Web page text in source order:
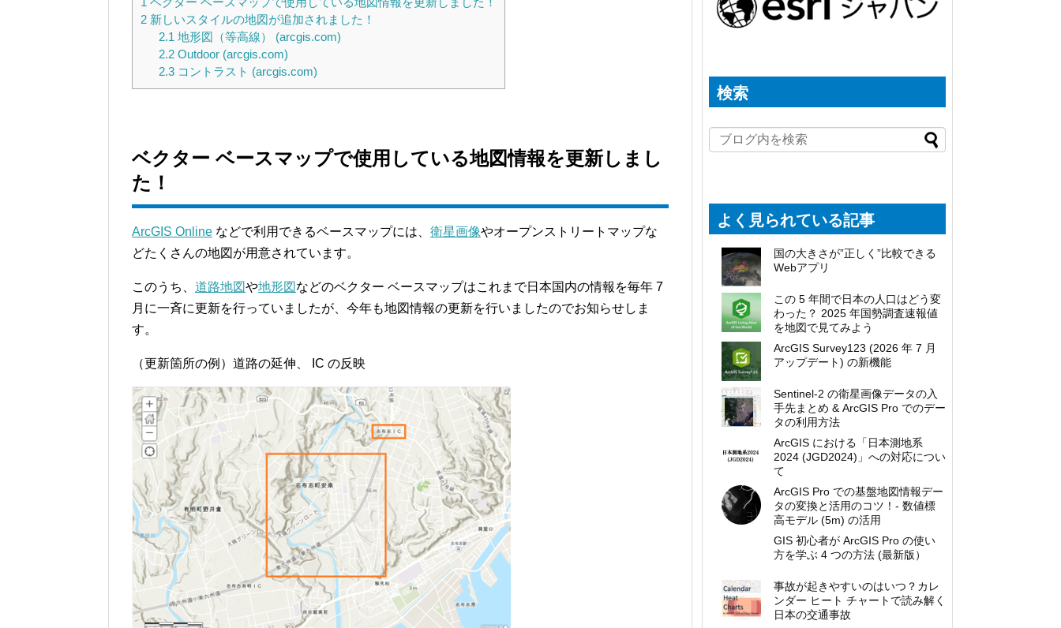
2 新しいスタイルの地図が追加されました！
2.1 地形図（等高線） (arcgis.com)
2.2Outdoor (arcgis.com)
2.3コントラスト (arcgis.com)
ベクター ベースマップで使用している地図情報を更新しまし
た！
ArcGIS Online などで利用できるベースマップには、 衛星画像やオープンストリートマップな
どたくさんの地図が用意されています。
このうち、 道路地図や地形図 などのベクター ベースマップはこれまで日本国内の情報を毎年 7
月に一斉に更新を行っていましたが、今年も地図情報の更新を行いましたのでお知らせしま
す。
（更新箇所の例）道路の延伸、 IC の反映
検索
よく見られている記事
国の大きさが”正しく”比較できる
Webアプリ
この 5 年間で日本の人口はどう変
わった？ 2025 年国勢調査速報値
を地図で見てみよう
ArcGIS Survey123 (2026 年 7 月
アップデート) の新機能
Sentinel-2 の衛星画像データの入
手先まとめ & ArcGIS Pro でのデー
タの利用方法
ArcGIS における「日本測地系
2024 (JGD2024)」への対応につい
て
ArcGIS Pro での基盤地図情報デー
タの変換と活用のコツ！- 数値標
高モデル (5m) の活用
GIS 初心者が ArcGIS Pro の使い
方を学ぶ 4 つの方法 (最新版）
事故が起きやすいのはいつ？カレ
ンダー ヒート チャートで読み解く
日本の交通事故